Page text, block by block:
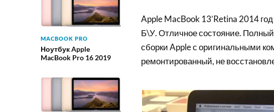
MACBOOK PRO
Ноутбук Apple
MacBook Pro 16 2019
Apple MacBook 13’Retina 2014 год
Б\У. Отличное состояние. Полный
сборки Apple с оригинальными
ремонтированный, не